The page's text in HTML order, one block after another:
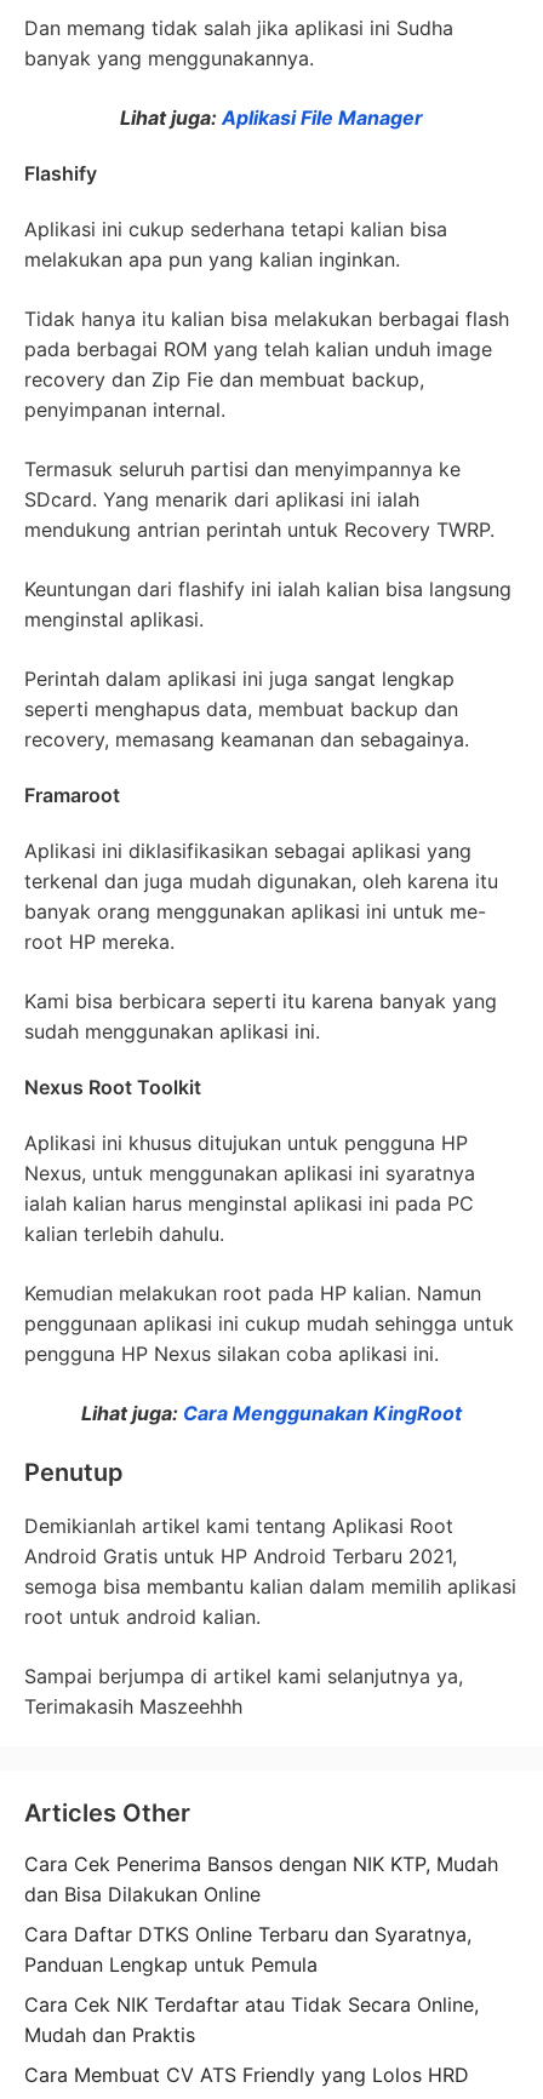
Dan memang tidak salah jika aplikasi ini Sudha
banyak yang menggunakannya.
Lihat juga: Aplikasi File Manager
Flashify
Aplikasi ini cukup sederhana tetapi kalian bisa
melakukan apa pun yang kalian inginkan.
Tidak hanya itu kalian bisa melakukan berbagai flash
pada berbagai ROM yang telah kalian unduh image
recovery dan Zip Fie dan membuat backup,
penyimpanan internal.
Termasuk seluruh partisi dan menyimpannya ke
SDcard. Yang menarik dari aplikasi ini ialah
mendukung antrian perintah untuk Recovery TWRP.
Keuntungan dari flashify ini ialah kalian bisa langsung
menginstal aplikasi.
Perintah dalam aplikasi ini juga sangat lengkap
seperti menghapus data, membuat backup dan
recovery, memasang keamanan dan sebagainya.
Framaroot
Aplikasi ini diklasifikasikan sebagai aplikasi yang
terkenal dan juga mudah digunakan, oleh karena itu
banyak orang menggunakan aplikasi ini untuk me-
root HP mereka.
Kami bisa berbicara seperti itu karena banyak yang
sudah menggunakan aplikasi ini.
Nexus Root Toolkit
Aplikasi ini khusus ditujukan untuk pengguna HP
Nexus, untuk menggunakan aplikasi ini syaratnya
ialah kalian harus menginstal aplikasi ini pada PC
kalian terlebih dahulu.
Kemudian melakukan root pada HP kalian. Namun
penggunaan aplikasi ini cukup mudah sehingga untuk
pengguna HP Nexus silakan coba aplikasi ini.
Lihat juga: Cara Menggunakan KingRoot
Penutup
Demikianlah artikel kami tentang Aplikasi Root
Android Gratis untuk HP Android Terbaru 2021,
semoga bisa membantu kalian dalam memilih aplikasi
root untuk android kalian.
Sampai berjumpa di artikel kami selanjutnya ya,
Terimakasih Maszeehhh
Articles Other
Cara Cek Penerima Bansos dengan NIK KTP, Mudah
dan Bisa Dilakukan Online
Cara Daftar DTKS Online Terbaru dan Syaratnya,
Panduan Lengkap untuk Pemula
Cara Cek NIK Terdaftar atau Tidak Secara Online,
Mudah dan Praktis
Cara Membuat CV ATS Friendly yang Lolos HRD